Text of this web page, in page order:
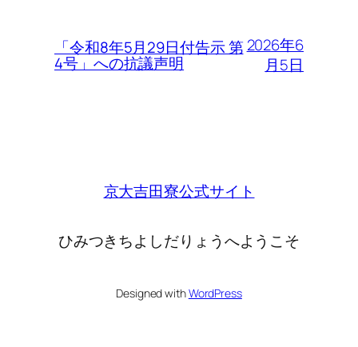
「令和8年5月29日付告示 第
4号」への抗議声明
2026年6
月5日
京大吉田寮公式サイト
ひみつきちよしだりょうへようこそ
Designed withWordPress